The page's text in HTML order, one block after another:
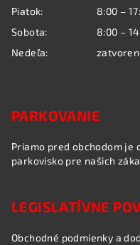
Piatok:
8:00 –
Sobota:
8:00 –
Nedeľa:
PARKOVANIE
Priamo pred obchodom je
parkovisko pre našich
LEGISLATÍVNE
Obchodné podmienky a